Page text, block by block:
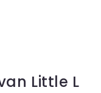
Little L